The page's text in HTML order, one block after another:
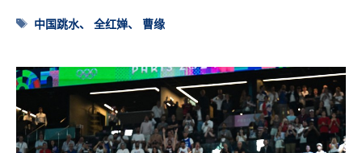
标
中国跳水、全红婵、 曹缘